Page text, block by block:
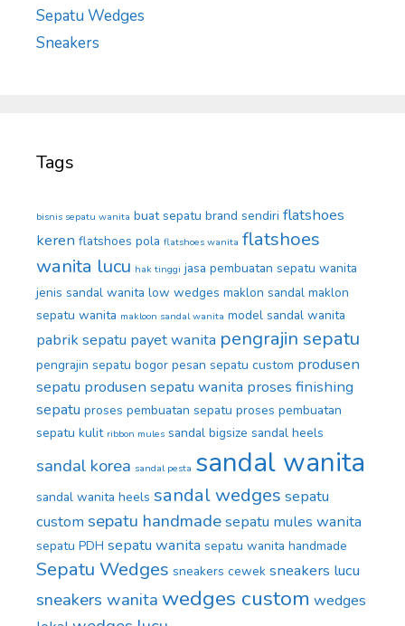
Sepatu Wedges
Sneakers
Tags
bisnis sepatu wanita buat sepatu brand sendiri flatshoes
keren flatshoes pola flatshoes wanita flatshoes
wanita lucu hak tinggi jasa pembuatan sepatu wanita
jenis sandal wanita low wedges maklon sandal maklon
sepatu wanita makloon sandal wanita model sandal wanita
pabrik sepatu payet wanita pengrajin sepatu
pengrajin sepatu bogor pesan sepatu custom produsen
sepatu produsen sepatu wanita proses finishing
sepatu proses pembuatan sepatu proses pembuatan
sepatu kulit ribbon mules sandal bigsize sandal heels
sandal korea sandal pesta sandal wanita
sandal wanita heels sandal wedges sepatu
custom sepatu handmadesepatu mules wanita
sepatu PDH sepatu wanita sepatu wanita handmade
Sepatu Wedges sneakers cewek sneakers lucu
sneakers wanita wedges custom wedges